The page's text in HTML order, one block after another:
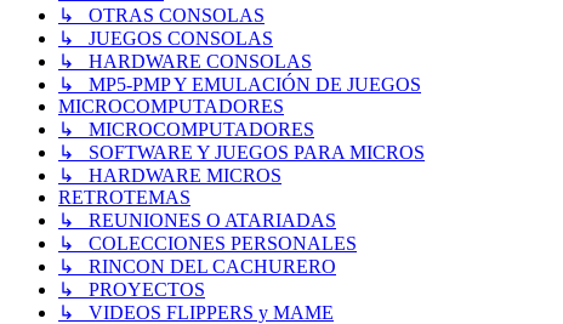
↳ OTRAS CONSOLAS
↳ JUEGOS CONSOLAS
↳ HARDWARE CONSOLAS
↳ MP5-PMP Y EMULACIÓN DE JUEGOS
MICROCOMPUTADORES
↳ MICROCOMPUTADORES
↳ SOFTWARE Y JUEGOS PARA MICROS
↳ HARDWARE MICROS
RETROTEMAS
↳ REUNIONES O ATARIADAS
↳ COLECCIONES PERSONALES
↳ RINCON DEL CACHURERO
↳ PROYECTOS
↳ VIDEOS FLIPPERS y MAME